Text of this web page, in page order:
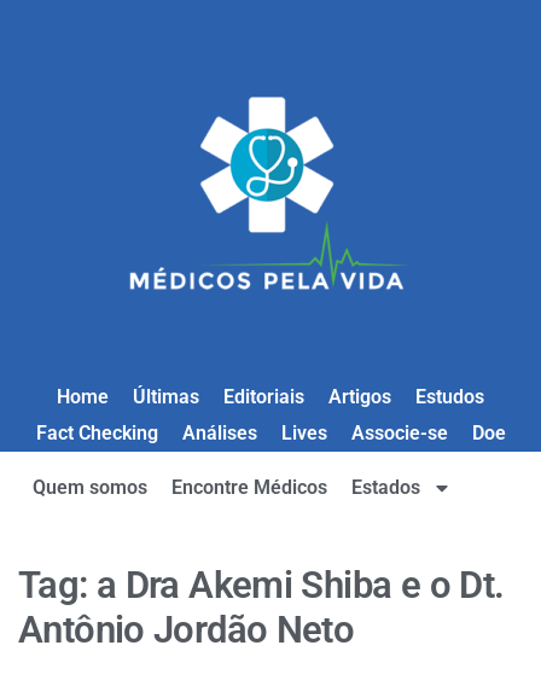
Home Últimas Editoriais Artigos
Estudos
Fact Checking
Análises Lives Associe-se Doe
Quem somos Encontre Médicos Estados
Tag: a Dra Akemi Shiba e o Dt.
Antônio Jordão Neto